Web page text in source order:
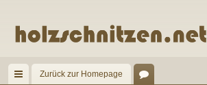
Zurück zur Homepage